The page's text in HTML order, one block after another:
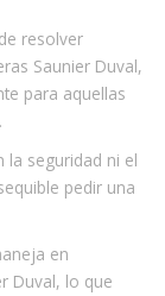
resolver
Saunier Duval,
para aquellas
la seguridad ni el
pedir una
en
Duval, lo que